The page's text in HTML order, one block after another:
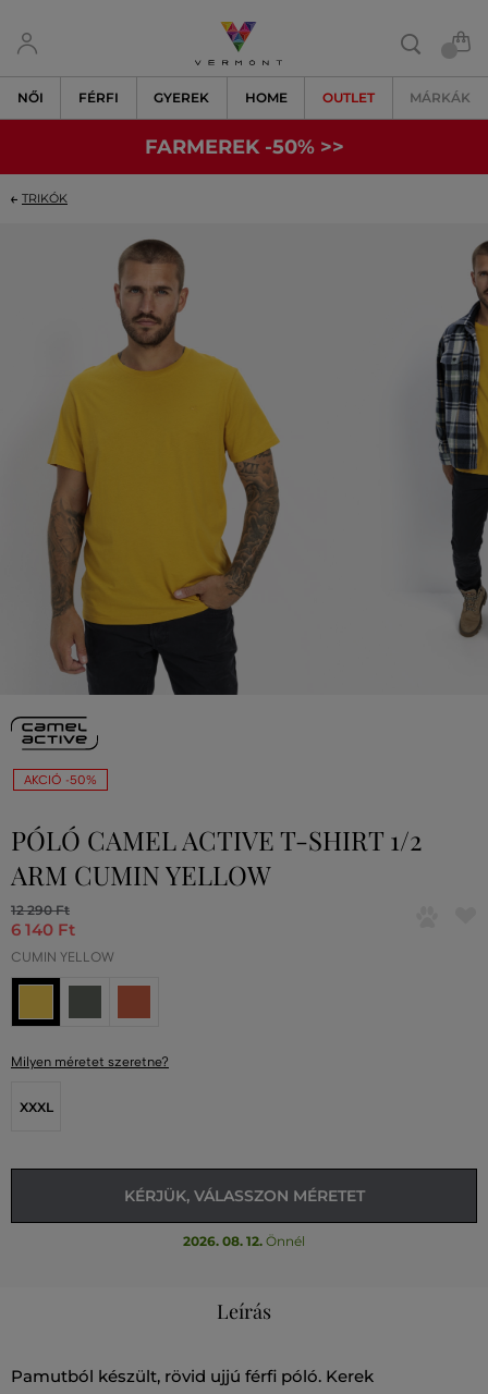
NŐI FÉRFI GYEREK HOME OUTLET MÁRKÁK
FARMEREK -50% >>
TRIKÓK
AKCIÓ -50%
PÓLÓ CAMEL ACTIVE T-SHIRT 1/2
ARM CUMIN YELLOW
12 290 Ft
6 140 Ft
CUMIN YELLOW
Milyen méretet szeretne?
XXXL
KÉRJÜK, VÁLASSZON MÉRETET
2026. 08. 12. Önnél
Leírás
Pamutból készült, rövid ujjú férfi póló. Kerek